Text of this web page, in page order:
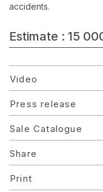
accidents.
Estimate : 15
Video
Press release
Sale Catalogue
Share
Print